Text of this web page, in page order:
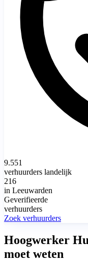
9.551
verhuurders landelijk
216
in Leeuwarden
Geverifieerde
verhuurders
Zoek verhuurders
Hoogwerker
moet weten